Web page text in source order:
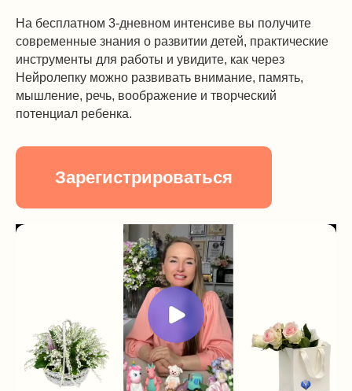
На бесплатном 3-дневном интенсиве вы получите
современные знания о развитии детей, практические
инструменты для работы и увидите, как через
Нейролепку можно развивать внимание, память,
мышление, речь, воображение и творческий
потенциал ребенка.
Зарегистрироваться